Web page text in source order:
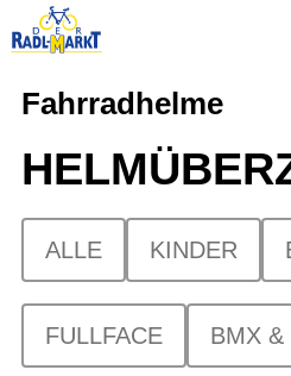
Fahrradhelme
ALLE KINDER
FULLFACE BMX &